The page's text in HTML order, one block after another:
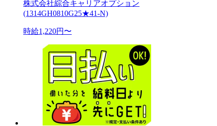
株式会社綜合キャリアオプション
(1314GH0810G25★41-N)
時給1,220円〜